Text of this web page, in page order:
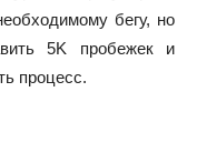
бегу, но
5K пробежек и
процесс.